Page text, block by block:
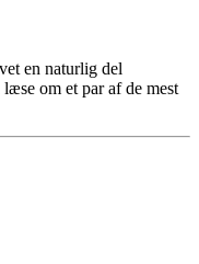
en naturlig del
om et par af de mest